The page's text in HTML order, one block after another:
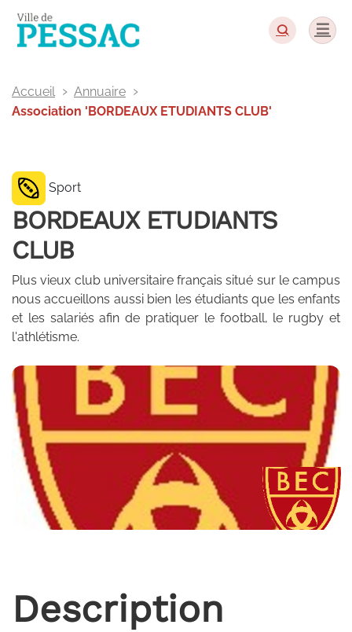
Accueil
Annuaire
Association 'BORDEAUX ETUDIANTS CLUB'
Sport
BORDEAUX ETUDIANTS
CLUB
Plus vieux club universitaire français situé sur le campus
nous accueillons aussi bien les étudiants que les enfants
et les salariés afin de pratiquer le football, le rugby et
l'athlétisme.
Description
Panneau de gestion des cookies